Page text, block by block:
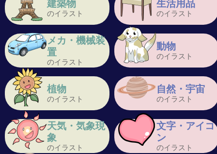
建築物
のイラスト
生活用品
のイラスト
メカ・機械装
置
のイラスト
動物
のイラスト
植物
のイラスト
自然・宇宙
のイラスト
天気・気象現
象
のイラスト
文字・アイコ
ン
のイラスト